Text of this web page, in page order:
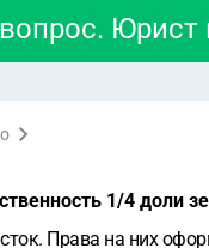
1/4 доли
Права на них